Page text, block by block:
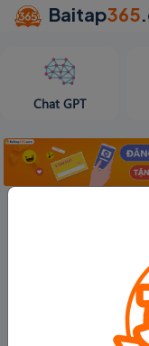
Baitap365
Chat GPT